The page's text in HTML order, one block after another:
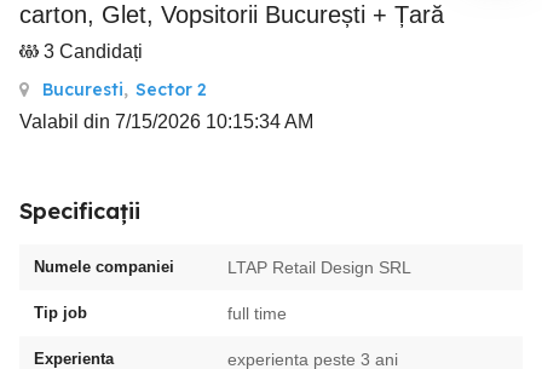
carton, Glet, Vopsitorii București + Țară
3 Candidați
Bucuresti, Sector 2
Valabil din 7/15/2026 10:15:34 AM
Specificații
Numele companiei LTAP Retail Design SRL
Tip job full time
Experienta experienta peste 3 ani